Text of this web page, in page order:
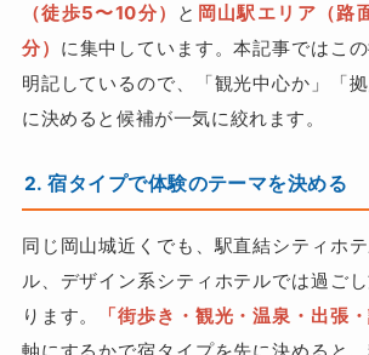
（徒歩5〜10分） と 岡山駅エリア（路
分） に集中しています。本記事ではこ
明記しているので、「観光中心か」「
に決めると候補が一気に絞れます。
2. 宿タイプで体験のテーマを決める
同じ岡山城近くでも、駅直結シティホ
ル、デザイン系シティホテルでは過ご
ります。
「街歩き・観光・温泉・出張・